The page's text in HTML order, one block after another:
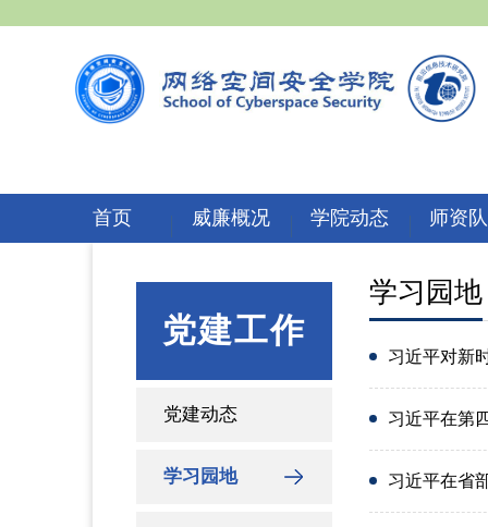
首页 威廉概况 学院动态 师资
党建工作
党建动态
学习园地
学习园地
习近平对新
习近平在第四次“
习近平在省部级主要领导